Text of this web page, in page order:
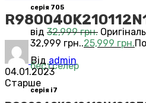
серія 705
від 32,999грн.
32,999 грн..25,999 грн.
бестселер
серія i7
Від admin
04.01.2023
Старше